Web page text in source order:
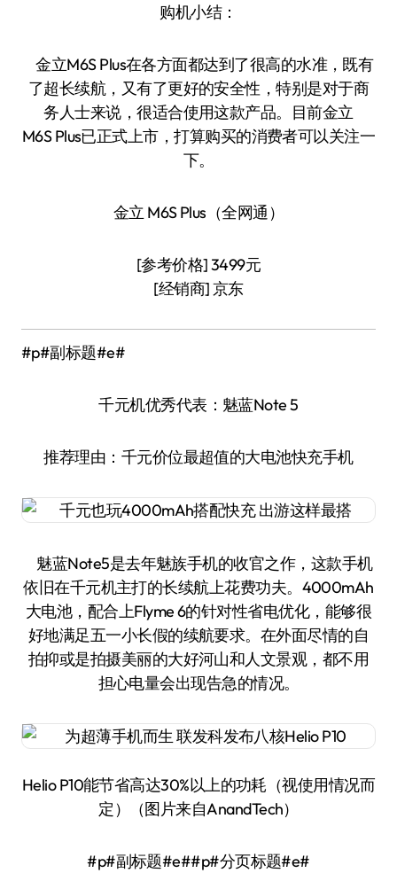
购机小结：
金立M6S Plus在各方面都达到了很高的水准，既有
了超长续航，又有了更好的安全性，特别是对于商
务人士来说，很适合使用这款产品。目前金立
M6S Plus已正式上市，打算购买的消费者可以关注一
下。
金立 M6S Plus（全网通）
[参考价格] 3499元
[经销商] 京东
#p#副标题#e#
千元机优秀代表：魅蓝Note 5
推荐理由：千元价位最超值的大电池快充手机
魅蓝Note5是去年魅族手机的收官之作，这款手机
依旧在千元机主打的长续航上花费功夫。4000mAh
大电池，配合上Flyme 6的针对性省电优化，能够很
好地满足五一小长假的续航要求。在外面尽情的自
拍抑或是拍摄美丽的大好河山和人文景观，都不用
担心电量会出现告急的情况。
Helio P10能节省高达30%以上的功耗（视使用情况而
定）（图片来自AnandTech）
#p#副标题#e##p#分页标题#e#